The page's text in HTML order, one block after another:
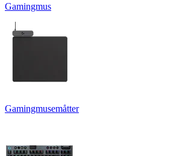
Gamingmus
Gamingmusemåtter